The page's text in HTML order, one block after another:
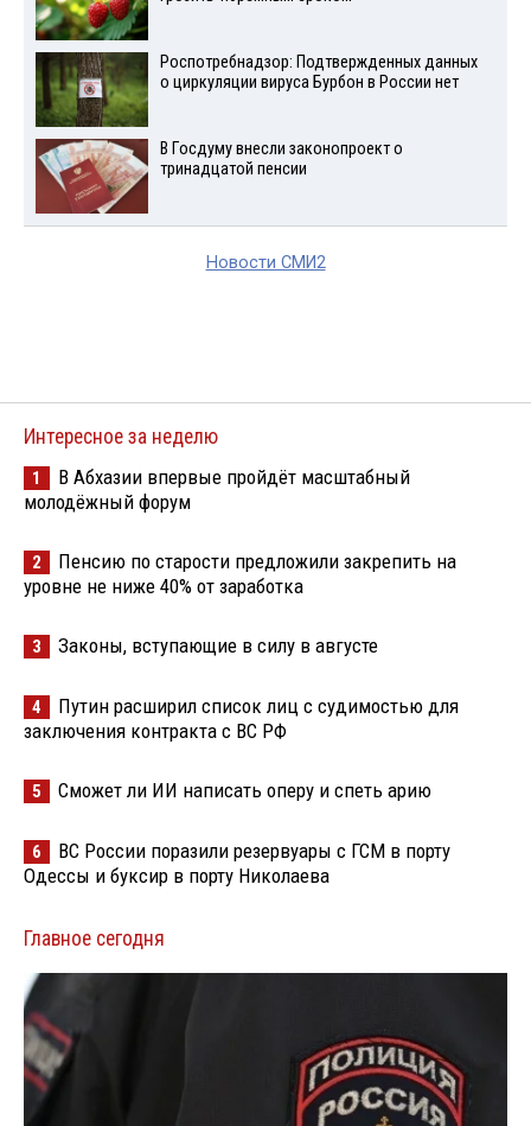
Роспотребнадзор: Подтвержденных данных
о циркуляции вируса Бурбон в России нет
В Госдуму внесли законопроект о
тринадцатой пенсии
Новости СМИ2
Интересное за неделю
1
В Абхазии впервые пройдёт масштабный
молодёжный форум
2
Пенсию по старости предложили закрепить на
уровне не ниже 40% от заработка
3 Законы, вступающие в силу в августе
4
Путин расширил список лиц с судимостью для
заключения контракта с ВС РФ
5 Сможет ли ИИ написать оперу и спеть арию
6
ВС России поразили резервуары с ГСМ в порту
Одессы и буксир в порту Николаева
Главное сегодня